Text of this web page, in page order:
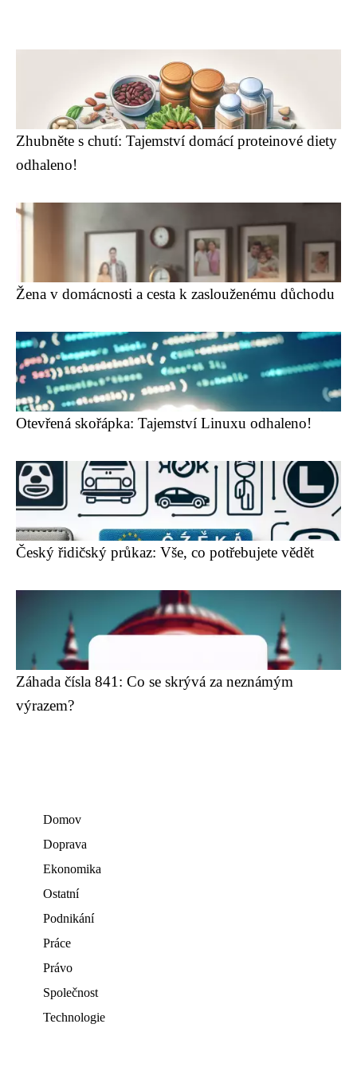
Zhubněte s chutí: Tajemství domácí proteinové diety
odhaleno!
Žena v domácnosti a cesta k zaslouženému důchodu
Otevřená skořápka: Tajemství Linuxu odhaleno!
Český řidičský průkaz: Vše, co potřebujete vědět
Záhada čísla 841: Co se skrývá za neznámým
výrazem?
Domov
Doprava
Ekonomika
Ostatní
Podnikání
Práce
Právo
Společnost
Technologie